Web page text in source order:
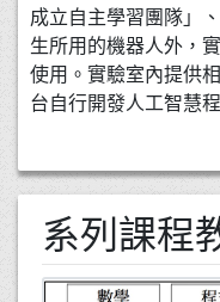
成立自主學習團隊」
生所用的機器人外，
使用。實驗室內提供
台自行開發人工智慧
系列課程